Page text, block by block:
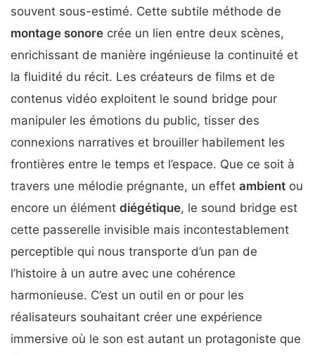
souvent sous-estimé. Cette subtile méthode de
montage sonore crée un lien entre deux scènes,
enrichissant de manière ingénieuse la continuité et
la fluidité du récit. Les créateurs de films et de
contenus vidéo exploitent le sound bridge pour
manipuler les émotions du public, tisser des
connexions narratives et brouiller habilement les
frontières entre le temps et l’espace. Que ce soit à
travers une mélodie prégnante, un effet ambient ou
encore un élément diégétique, le sound bridge est
cette passerelle invisible mais incontestablement
perceptible qui nous transporte d’un pan de
l’histoire à un autre avec une cohérence
harmonieuse. C’est un outil en or pour les
réalisateurs souhaitant créer une expérience
immersive où le son est autant un protagoniste que